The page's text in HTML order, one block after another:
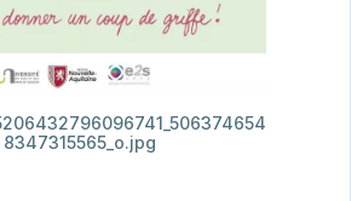
8347315565_o.jpg